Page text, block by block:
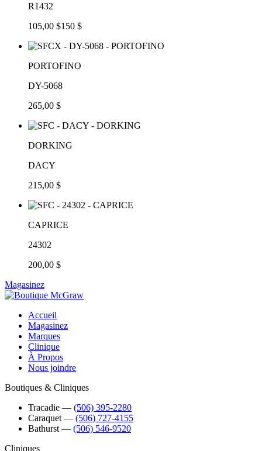
R1432
105,00 $150 $
PORTOFINO
DY-5068
265,00 $
DORKING
DACY
215,00 $
CAPRICE
24302
200,00 $
Magasinez
Accueil
Magasinez
Marques
Clinique
À Propos
Nous joindre
Boutiques & Cliniques
Tracadie ― (506) 395-2280
Caraquet ― (506) 727-4155
Bathurst ― (506) 546-9520
Cliniques